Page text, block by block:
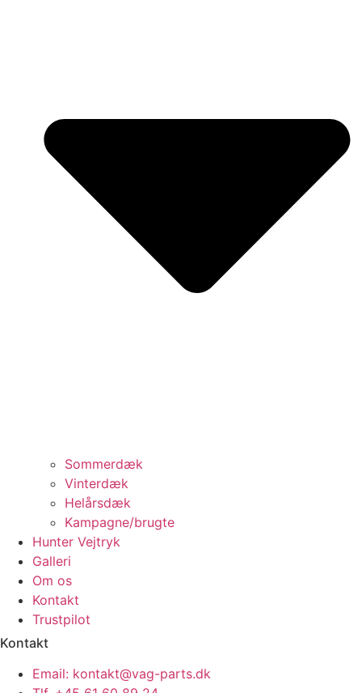
Sommerdæk
Vinterdæk
Helårsdæk
Kampagne/brugte
Hunter Vejtryk
Galleri
Om os
Kontakt
Trustpilot
Kontakt
Email: kontakt@vag-parts.dk